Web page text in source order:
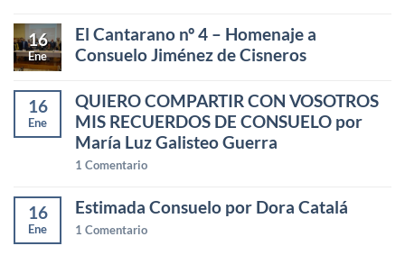
16
Ene
El Cantarano nº 4 – Homenaje a
Consuelo Jiménez de Cisneros
16
Ene
QUIERO COMPARTIR CON VOSOTROS
MIS RECUERDOS DE CONSUELO por
María Luz Galisteo Guerra
1 Comentario
16
Ene
Estimada Consuelo por Dora Catalá
1 Comentario